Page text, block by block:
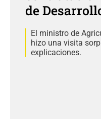
de
El ministro de
hizo una visita
explicaciones.